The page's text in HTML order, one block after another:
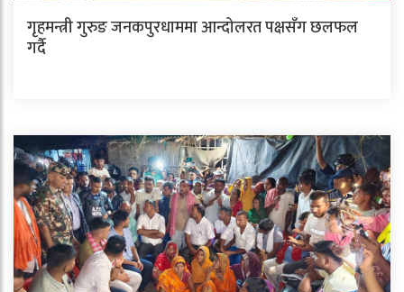
गृहमन्त्री गुरुङ जनकपुरधाममा आन्दोलरत पक्षसँग छलफल
गर्दै